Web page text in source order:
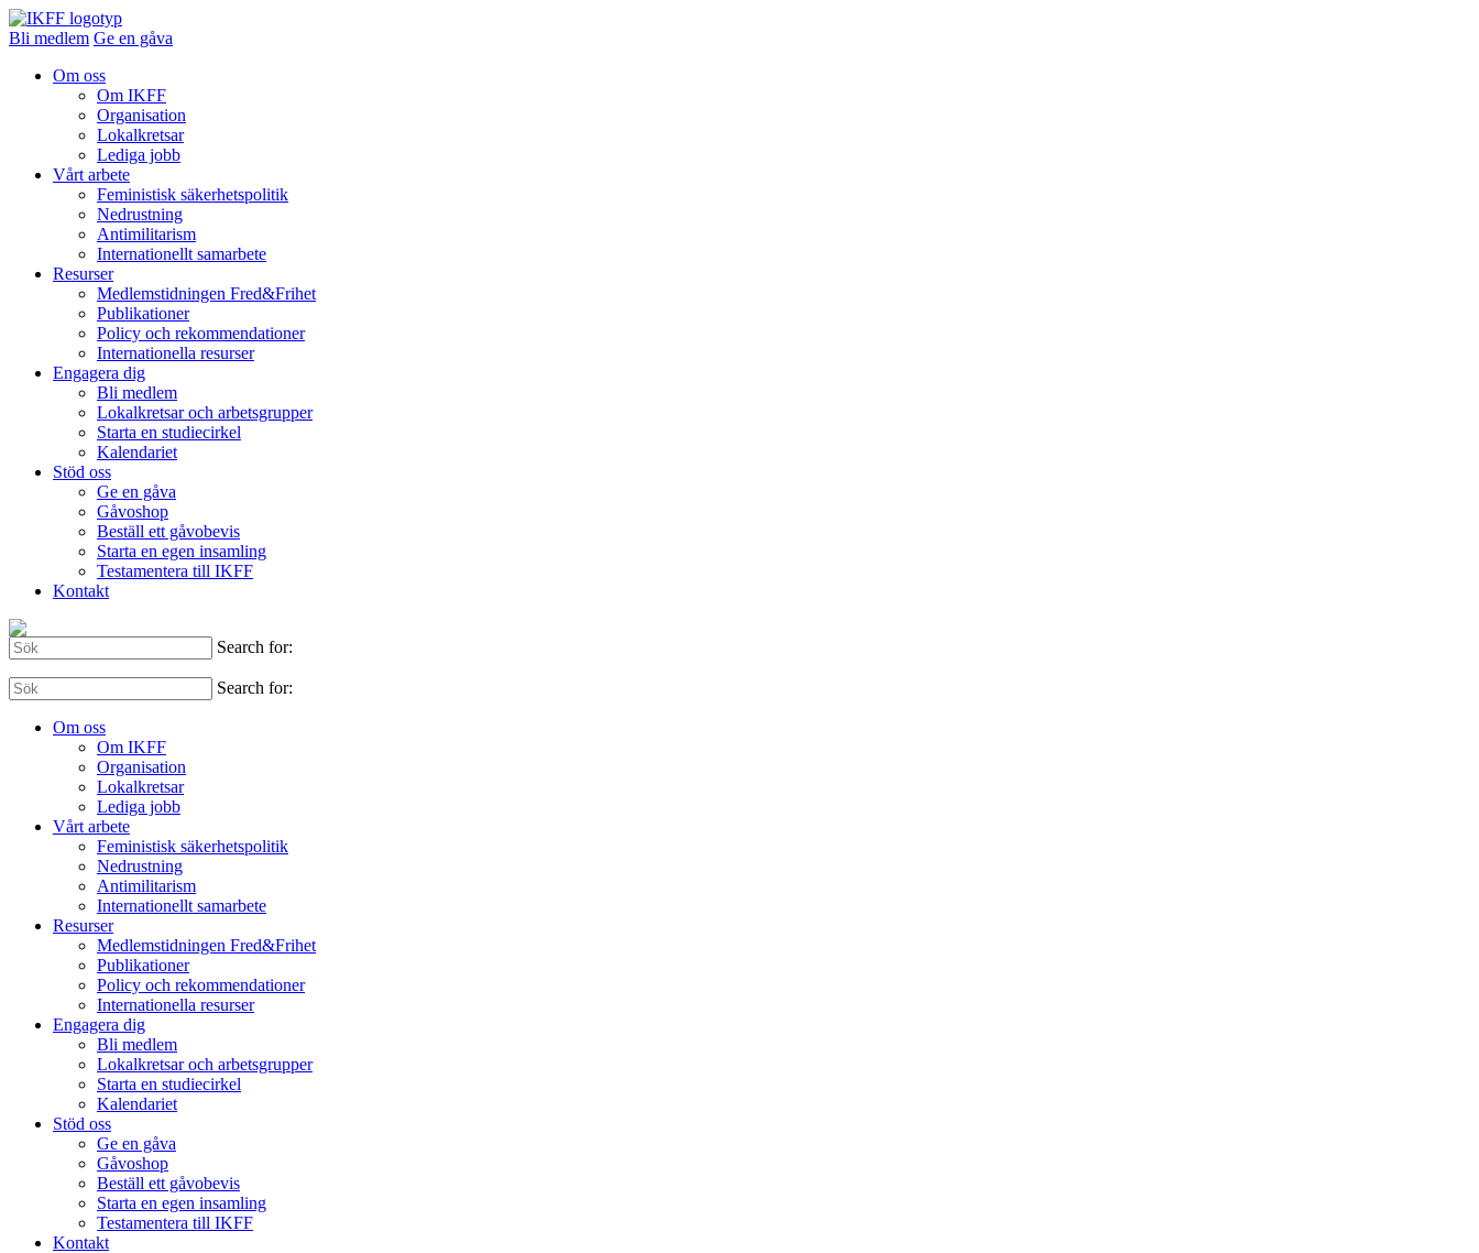
Bli medlem Ge en gåva
Om oss
Om IKFF
Organisation
Lokalkretsar
Lediga jobb
Vårt arbete
Feministisk säkerhetspolitik
Nedrustning
Antimilitarism
Internationellt samarbete
Resurser
Medlemstidningen Fred&Frihet
Publikationer
Policy och rekommendationer
Internationella resurser
Engagera dig
Bli medlem
Lokalkretsar och arbetsgrupper
Starta en studiecirkel
Kalendariet
Stöd oss
Ge en gåva
Gåvoshop
Beställ ett gåvobevis
Starta en egen insamling
Testamentera till IKFF
Kontakt
Search for:
Search for:
Om oss
Om IKFF
Organisation
Lokalkretsar
Lediga jobb
Vårt arbete
Feministisk säkerhetspolitik
Nedrustning
Antimilitarism
Internationellt samarbete
Resurser
Medlemstidningen Fred&Frihet
Publikationer
Policy och rekommendationer
Internationella resurser
Engagera dig
Bli medlem
Lokalkretsar och arbetsgrupper
Starta en studiecirkel
Kalendariet
Stöd oss
Ge en gåva
Gåvoshop
Beställ ett gåvobevis
Starta en egen insamling
Testamentera till IKFF
Kontakt